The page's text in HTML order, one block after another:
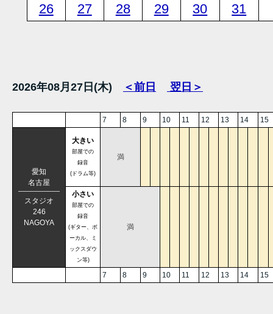
26
27 28 29 30 31
2026年08月27日(木) ＜前日 翌日＞
7 8 9 10 11 12 13 14 15
愛知
名古屋
スタジオ
246
NAGOYA
大きい
部屋での
録音
(ドラム等)
満
小さい
部屋での
録音
(ギター、ボ
ーカル、ミ
ックスダウ
ン等)
満
7 8 9 10 11 12 13 14 15